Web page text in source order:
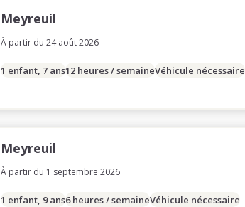
Meyreuil
À partir du 24 août 2026
1 enfant, 7 ans12 heures / semaineVéhicule nécessaire
Meyreuil
À partir du 1 septembre 2026
1 enfant, 9 ans6 heures / semaineVéhicule nécessaire